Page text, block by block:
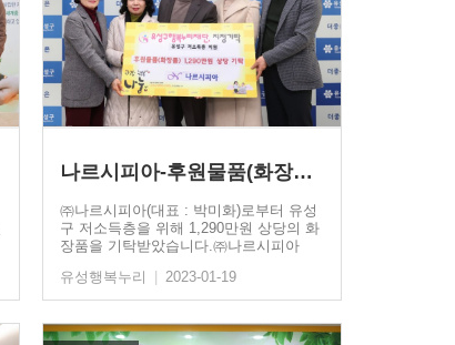
나르시피아-후원물품(화장품)…
㈜나르시피아(대표 : 박미화)로부터 유성
구 저소득층을 위해 1,290만원 상당의 화
장품을 기탁받았습니다.㈜나르시피아
유성행복누리
2023-01-19